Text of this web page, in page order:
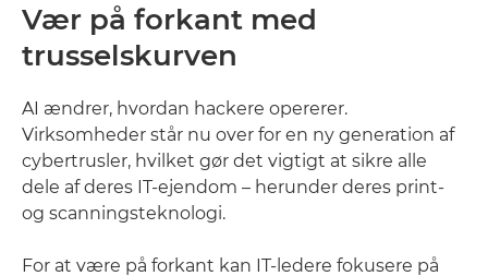
Vær på forkant med
trusselskurven
AI ændrer, hvordan hackere opererer.
Virksomheder står nu over for en ny generation af
cybertrusler, hvilket gør det vigtigt at sikre alle
dele af deres IT-ejendom – herunder deres print-
og scanningsteknologi.
For at være på forkant kan IT-ledere fokusere på